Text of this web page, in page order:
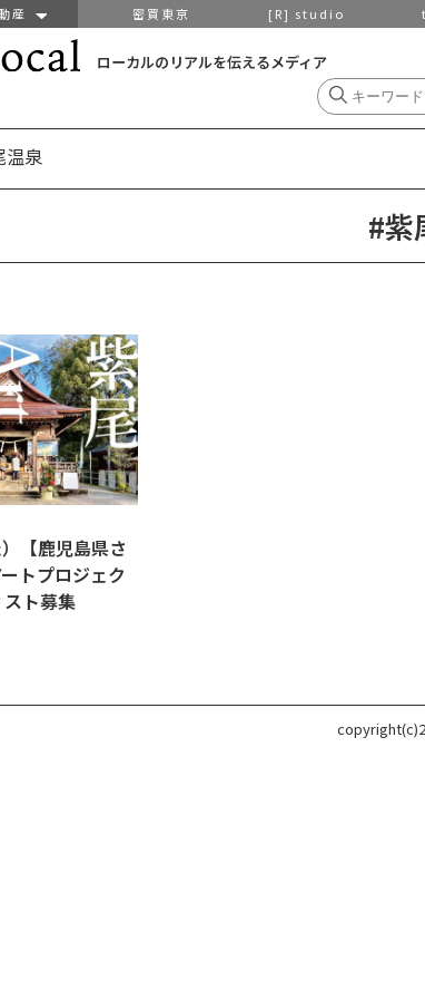
動産 密買東京 [R] studio
ローカルのリアルを伝えるメディア
泉
#紫
）【鹿児島県さ
トプロジェク
スト募集